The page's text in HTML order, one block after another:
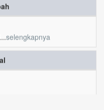
selengkapnya